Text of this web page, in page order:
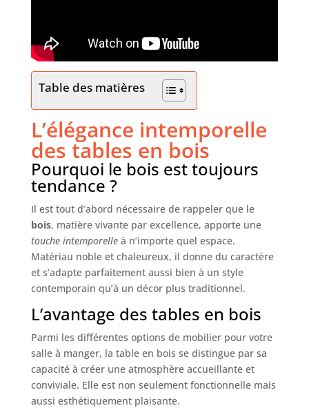
Table des matières
L’élégance intemporelle
des tables en bois
Pourquoi le bois est toujours
tendance ?
Il est tout d’abord nécessaire de rappeler que le
bois, matière vivante par excellence, apporte une
touche intemporelleà n’importe quel espace.
Matériau noble et chaleureux, il donne du caractère
et s’adapte parfaitement aussi bien à un style
contemporain qu’à un décor plus traditionnel.
L’avantage des tables en bois
Parmi les différentes options de mobilier pour votre
salle à manger, la table en bois se distingue par sa
capacité à créer une atmosphère accueillante et
conviviale. Elle est non seulement fonctionnelle mais
aussi esthétiquement plaisante.